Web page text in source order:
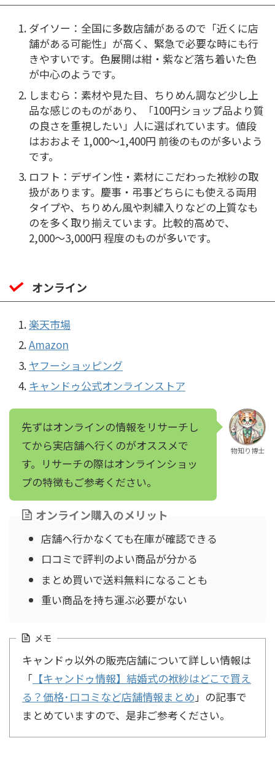
ダイソー：全国に多数店舗があるので「近くに店
舗がある可能性」が高く、緊急で必要な時にも行
きやすいです。色展開は紺・紫など落ち着いた色
が中心のようです。
しまむら：素材や見た目、ちりめん調など少し上
品な感じのものがあり、「100円ショップ品より質
の良さを重視したい」人に選ばれています。値段
はおおよそ 1,000〜1,400円 前後のものが多いよう
です。
ロフト：デザイン性・素材にこだわった袱紗の取
扱があります。慶事・弔事どちらにも使える両用
タイプや、ちりめん風や刺繍入りなどの上質なも
のを多く取り揃えています。比較的高めで、
2,000〜3,000円 程度のものが多いです。
オンライン
楽天市場
Amazon
ヤフーショッピング
キャンドゥ公式オンラインストア
先ずはオンラインの情報をリサーチし
てから実店舗へ行くのがオススメで
す。リサーチの際はオンラインショッ
プの特徴もご参考ください。
物知り博士
オンライン購入のメリット
店舗へ行かなくても在庫が確認できる
口コミで評判のよい商品が分かる
まとめ買いで送料無料になることも
重い商品を持ち運ぶ必要がない
メモ
キャンドゥ以外の販売店舗について詳しい情報は
「 【キャンドゥ情報】結婚式の袱紗はどこで買え
る？価格･口コミなど店舗情報まとめ 」の記事で
まとめていますので、是非ご参考ください。